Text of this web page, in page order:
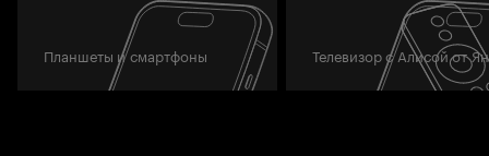
Планшеты и смартфоны Телевизор с Алисой от